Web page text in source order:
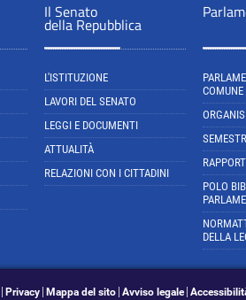
Il Senato
della Repubblica
L'ISTITUZIONE
LAVORI DEL SENATO
LEGGI E DOCUMENTI
ATTUALITÀ
RELAZIONI CON I CITTADINI
COMUNE
POLO
DELLA
Privacy Mappa del sito Avviso legale